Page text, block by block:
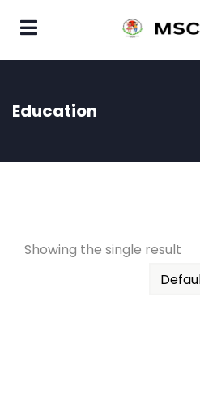
Education
Showing the single result